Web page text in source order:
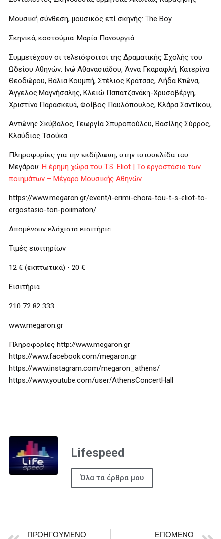
Μουσική σύνθεση, μουσικός επί σκηνής: The Boy
Σκηνικά, κοστούμια: Μαρία Πανουργιά
Συμμετέχουν οι τελειόφοιτοι της Δραματικής Σχολής του
Ωδείου Αθηνών: Ινώ Αθανασιάδου, Άννα Γκαραφλή, Κατερίνα
Θεοδώρου, Βάλια Κουμπή, Στέλιος Κράτσας, Λήδα Κτώνα,
Άγγελος Μαγνήσαλης, Κλειώ Παπατζανάκη-Χρυσοβέργη,
Χριστίνα Παρασκευά, Φοίβος Παυλόπουλος, Κλάρα Σαντίκου,
Αντώνης Σκύβαλος, Γεωργία Σπυροπούλου, Βασίλης Σύρρος,
Κλαύδιος Τσούκα
Πληροφορίες για την εκδήλωση, στην ιστοσελίδα του
Μεγάρου: Η έρημη χώρα του T.S. Eliot | Το εργοστάσιο των
ποιημάτων – Μέγαρο Μουσικής Αθηνών
https://www.megaron.gr/event/i-erimi-chora-tou-t-s-eliot-to-
ergostasio-ton-poiimaton/
Απομένουν ελάχιστα εισιτήρια
Τιμές εισιτηρίων
12 € (εκπτωτικά) • 20 €
Εισιτήρια
210 72 82 333
www.megaron.gr
Πληροφορίες http://www.megaron.gr
https://www.facebook.com/megaron.gr
https://www.instagram.com/megaron_athens/
https://www.youtube.com/user/AthensConcertHall
Lifespeed
Όλα τα άρθρα μου
ΠΡΟΗΓΟΎΜΕΝΟ
ΕΠΌΜΕΝΟ